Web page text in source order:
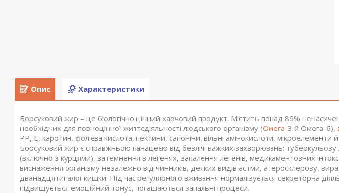
Опис Характеристики
Борсуковий жир – це біологічно цінний харчовий продукт. Містить понад 86%
необхідних для повноцінної життєдіяльності людського організму (Омега-3 й Омега-6),
РР, Е, каротин, фолієва кислота, пектини, сапоніни, вільні амінокислоти, мікроелементи й
Борсуковий жир є справжньою панацеєю від безлічі важких захворювань: туберкульозу
(включно з курцями), затемнення в легенях, запалення легенів, медикаментозних
виснаження організму незалежно від чинників, деяких видів астми, атеросклерозу,
дванадцятипалої кишки. Під час регулярного вживання нормалізується секреторна
підвищується емоційний тонус, погашаються запальні процеси.